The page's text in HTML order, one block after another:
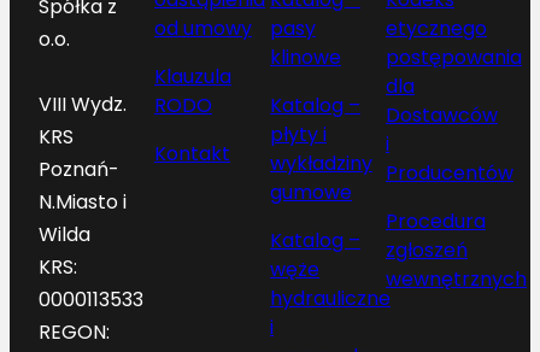
Spółka z
o.o.
VIII Wydz.
KRS
Poznań-
N.Miasto i
Wilda
KRS:
0000113533
REGON:
od umowy
Klauzula
RODO
Kontakt
pasy
klinowe
Katalog –
płyty i
wykładziny
gumowe
Katalog –
węże
hydrauliczne
i
etycznego
postępowania
dla
Dostawców
i
Producentów
Procedura
zgłoszeń
wewnętrznych